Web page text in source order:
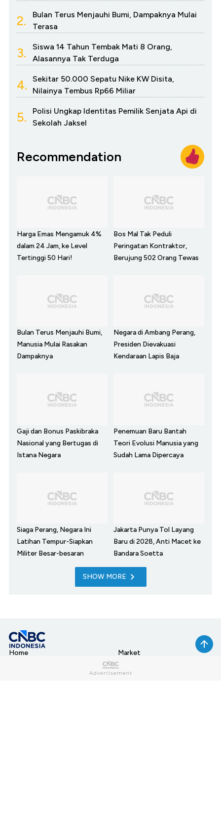
2.
Bulan Terus Menjauhi Bumi, Dampaknya Mulai
Terasa
3.
Siswa 14 Tahun Tembak Mati 8 Orang,
Alasannya Tak Terduga
4.
Sekitar 50.000 Sepatu Nike KW Disita,
Nilainya Tembus Rp66 Miliar
5.
Polisi Ungkap Identitas Pemilik Senjata Api di
Sekolah Jaksel
Recommendation
Harga Emas Mengamuk 4%
dalam 24 Jam, ke Level
Tertinggi 50 Hari!
Bos Mal Tak Peduli
Peringatan Kontraktor,
Berujung 502 Orang Tewas
Bulan Terus Menjauhi Bumi,
Manusia Mulai Rasakan
Dampaknya
Negara di Ambang Perang,
Presiden Dievakuasi
Kendaraan Lapis Baja
Gaji dan Bonus Paskibraka
Nasional yang Bertugas di
Istana Negara
Penemuan Baru Bantah
Teori Evolusi Manusia yang
Sudah Lama Dipercaya
Siaga Perang, Negara Ini
Latihan Tempur-Siapkan
Militer Besar-besaran
Jakarta Punya Tol Layang
Baru di 2028, Anti Macet ke
Bandara Soetta
SHOW MORE
Home
Market
News